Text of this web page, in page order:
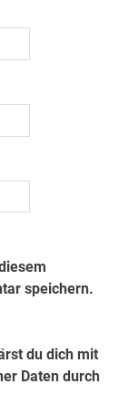
speichern.
du dich mit
Daten durch